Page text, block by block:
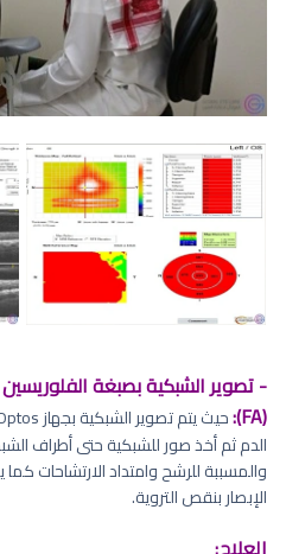
(FA):
الدم ثم أخذ صور للشبكية حتى أطراف
والمسببة للرشح وامتداد الارتشاحات
الإبصار بنقص التروية.